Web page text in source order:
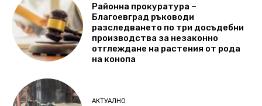
Районна прокуратура –
Благоевград ръководи
разследването по три досъдебни
производства за незаконно
отглеждане на растения от рода
на конопа
АКТУАЛНО